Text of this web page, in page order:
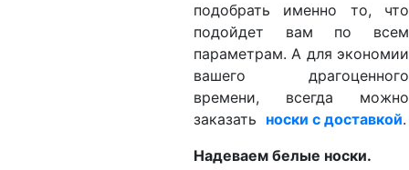
подобрать именно то, что
подойдет вам по всем
параметрам. А для экономии
вашего драгоценного
времени, всегда можно
заказать носки с доставкой.
Надеваем белые носки.